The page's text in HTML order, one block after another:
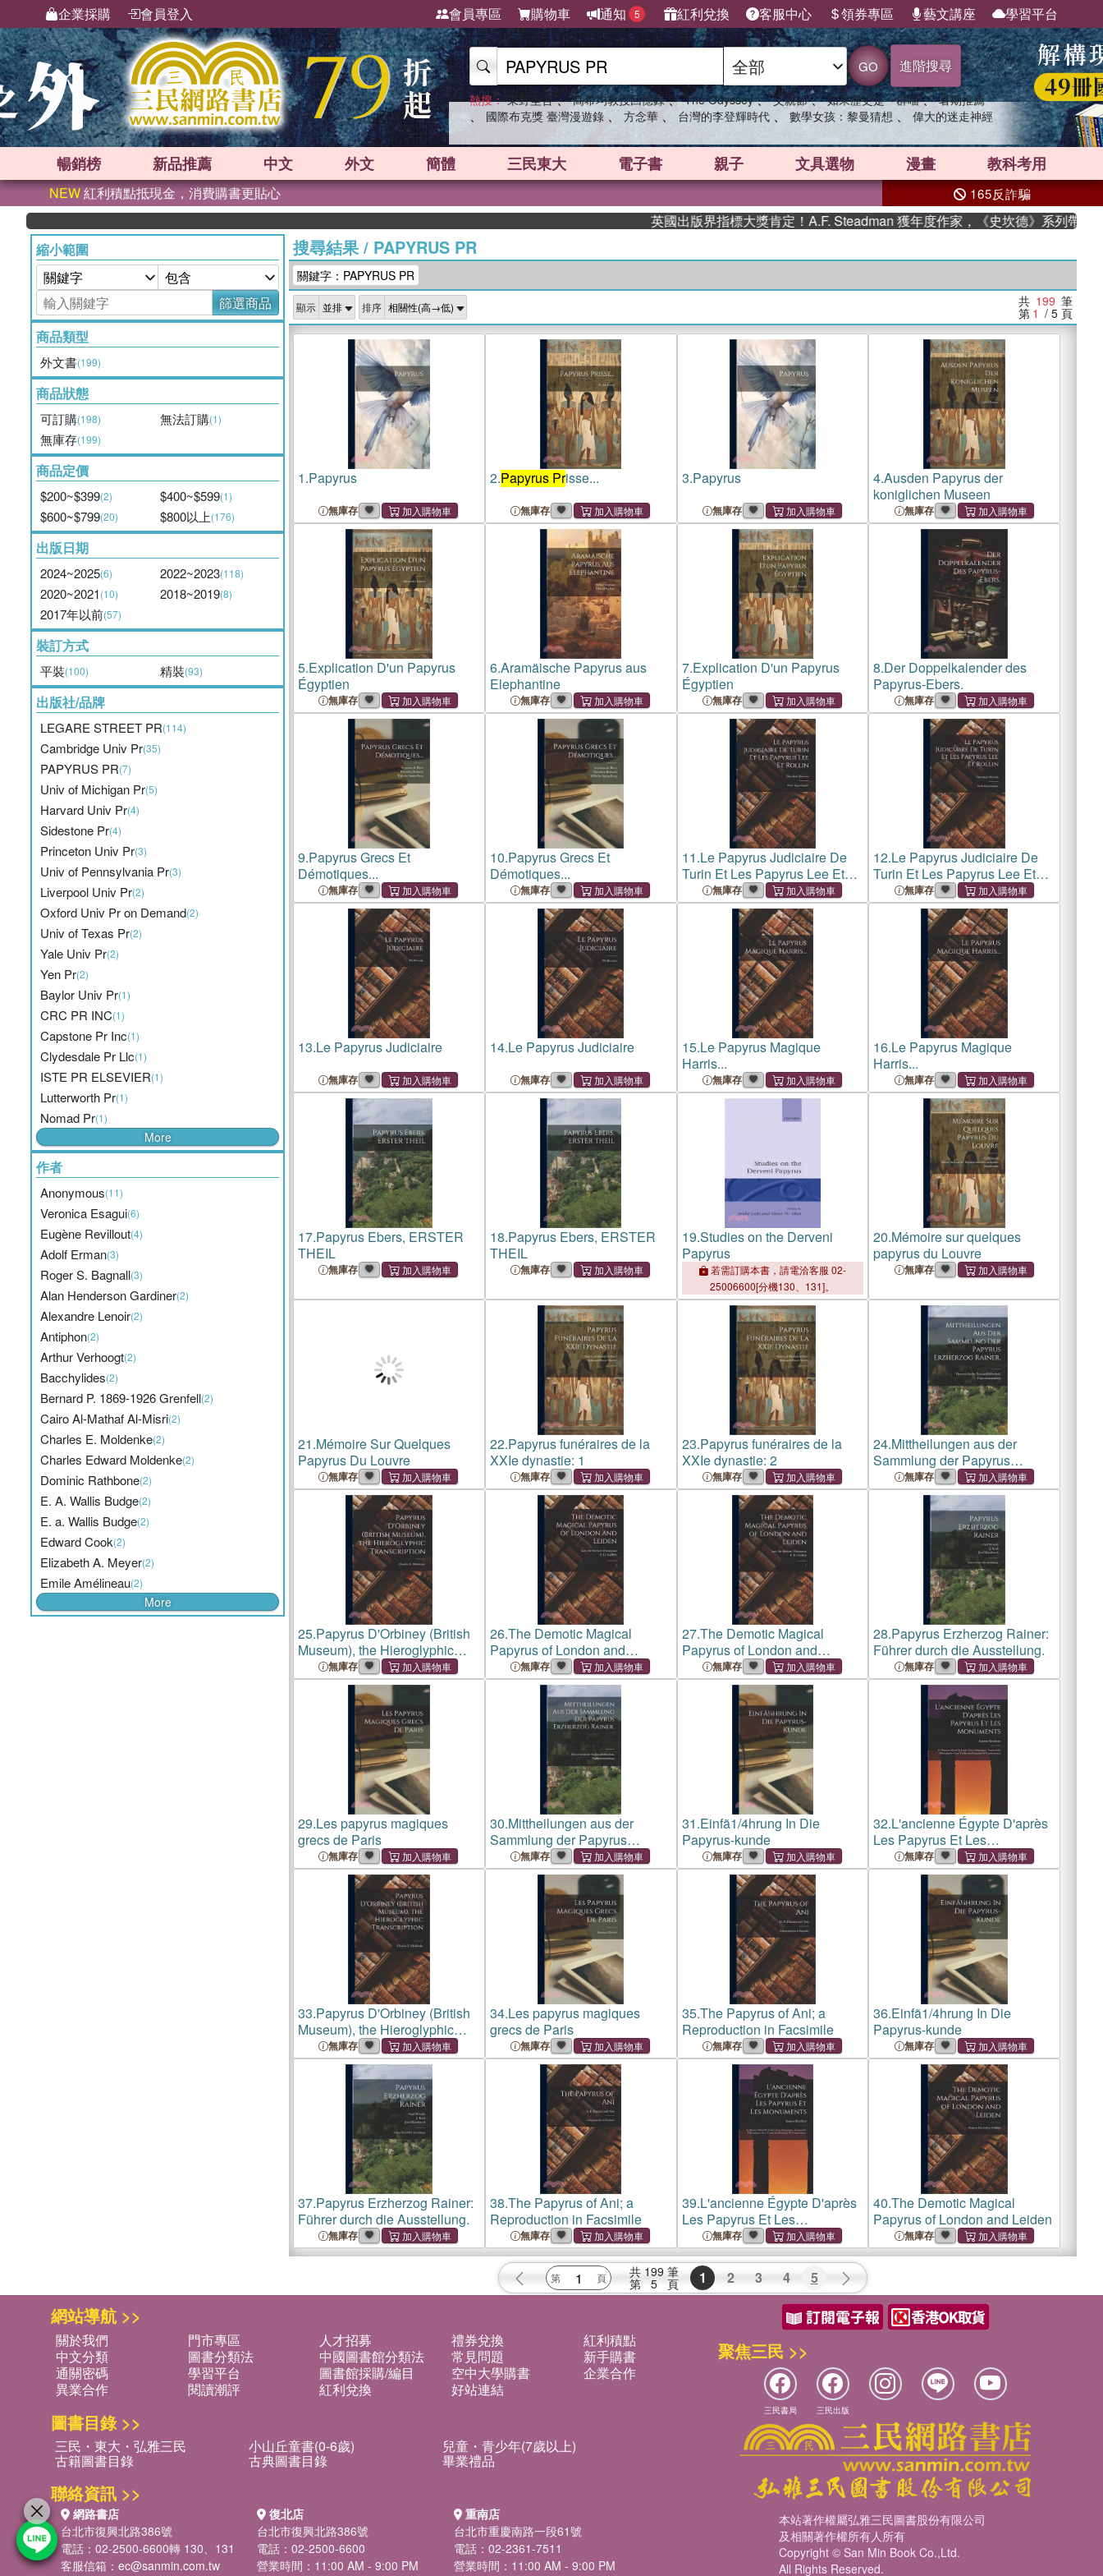
企業採購 會員登入 會員專區 購物車 通知 5 紅利兌換 客服中心 領券專區 藝文講座 學習平台
GO 進階搜尋
熱搜： 東野圭吾 、 高希均教授回憶錄 、 The Odyssey 、 父親節 、 如果歷史是一群喵 、 暑期推薦
、 國際布克獎 臺灣漫遊錄 、 方念華 、 台灣的李登輝時代 、 數學女孩：黎曼猜想 、 偉大的迷走神經
暢銷榜 新品推薦 中文 外文 簡體 三民東大 電子書 親子 文具選物 漫畫 教科考用
NEW紅利積點抵現金，消費購書更貼心 165反詐騙
英國出版界指標大獎肯定！A.F. Steadman 獲年度作家，《史坎德》系列帶你踏上熱血奇
縮小範圍
篩選商品
商品類型
外文書(199)
商品狀態
可訂購(198) 無法訂購(1)
無庫存(199)
商品定價
$200~$399(2) $400~$599(1)
$600~$799(20) $800以上(176)
出版日期
2024~2025(6) 2022~2023(118)
2020~2021(10) 2018~2019(8)
2017年以前(57)
裝訂方式
平裝(100) 精裝(93)
出版社/品牌
LEGARE STREET PR(114)
Cambridge Univ Pr(35)
PAPYRUS PR(7)
Univ of Michigan Pr(5)
Harvard Univ Pr(4)
Sidestone Pr(4)
Princeton Univ Pr(3)
Univ of Pennsylvania Pr(3)
Liverpool Univ Pr(2)
Oxford Univ Pr on Demand(2)
Univ of Texas Pr(2)
Yale Univ Pr(2)
Yen Pr(2)
Baylor Univ Pr(1)
CRC PR INC(1)
Capstone Pr Inc(1)
Clydesdale Pr Llc(1)
ISTE PR ELSEVIER(1)
Lutterworth Pr(1)
Nomad Pr(1)
More
作者
Anonymous(11)
Veronica Esagui(6)
Eugène Revillout(4)
Adolf Erman(3)
Roger S. Bagnall(3)
Alan Henderson Gardiner(2)
Alexandre Lenoir(2)
Antiphon(2)
Arthur Verhoogt(2)
Bacchylides(2)
Bernard P. 1869-1926 Grenfell(2)
Cairo Al-Mathaf Al-Misri(2)
Charles E. Moldenke(2)
Charles Edward Moldenke(2)
Dominic Rathbone(2)
E. A. Wallis Budge(2)
E. a. Wallis Budge(2)
Edward Cook(2)
Elizabeth A. Meyer(2)
Emile Amélineau(2)
More
搜尋結果/ PAPYRUS PR
關鍵字：PAPYRUS PR
顯示 排序 共 199 筆
第 1 / 5 頁
1.Papyrus
無庫存
2.Papyrus Prisse...
無庫存
3.Papyrus
無庫存
4.Ausden Papyrus der
koniglichen Museen
無庫存
5.Explication D'un Papyrus
Égyptien
無庫存
6.Aramäische Papyrus aus
Elephantine
無庫存
7.Explication D'un Papyrus
Égyptien
無庫存
8.Der Doppelkalender des
Papyrus-Ebers.
無庫存
9.Papyrus Grecs Et
Démotiques...
無庫存
10.Papyrus Grecs Et
Démotiques...
無庫存
11.Le Papyrus Judiciaire De
Turin Et Les Papyrus Lee Et
Rollin: Étude Égyptologique
無庫存
12.Le Papyrus Judiciaire De
Turin Et Les Papyrus Lee Et
Rollin: Étude Égyptologique
無庫存
13.Le Papyrus Judiciaire
無庫存
14.Le Papyrus Judiciaire
無庫存
15.Le Papyrus Magique
Harris...
無庫存
16.Le Papyrus Magique
Harris...
無庫存
17.Papyrus Ebers, ERSTER
THEIL
無庫存
18.Papyrus Ebers, ERSTER
THEIL
無庫存
19.Studies on the Derveni
Papyrus
若需訂購本書，請電洽客服 02-
25006600[分機130、131]。
20.Mémoire sur quelques
papyrus du Louvre
無庫存
21.Mémoire Sur Quelques
Papyrus Du Louvre
無庫存
22.Papyrus funéraires de la
XXIe dynastie: 1
無庫存
23.Papyrus funéraires de la
XXIe dynastie: 2
無庫存
24.Mittheilungen aus der
Sammlung der Papyrus
Erzherzog Rainer.
無庫存
25.Papyrus D'Orbiney (British
Museum), the Hieroglyphic
Transcription
無庫存
26.The Demotic Magical
Papyrus of London and
Leiden: 3
無庫存
27.The Demotic Magical
Papyrus of London and
Leiden: 3
無庫存
28.Papyrus Erzherzog Rainer:
Führer durch die Ausstellung.
無庫存
29.Les papyrus magiques
grecs de Paris
無庫存
30.Mittheilungen aus der
Sammlung der Papyrus
Erzherzog Rainer.
無庫存
31.Einfã1/4hrung In Die
Papyrus-kunde
無庫存
32.L'ancienne Égypte D'après
Les Papyrus Et Les
Monuments: Le Papyrus Moral
De Leide; Texte Démotique,
Transcrit En Hiéroglyphes
Avec Traduction Français
無庫存
33.Papyrus D'Orbiney (British
Museum), the Hieroglyphic
Transcription
無庫存
34.Les papyrus magiques
grecs de Paris
無庫存
35.The Papyrus of Ani; a
Reproduction in Facsimile
無庫存
36.Einfã1/4hrung In Die
Papyrus-kunde
無庫存
37.Papyrus Erzherzog Rainer:
Führer durch die Ausstellung.
無庫存
38.The Papyrus of Ani; a
Reproduction in Facsimile
無庫存
39.L'ancienne Égypte D'après
Les Papyrus Et Les
Monuments: Le Papyrus Moral
De Leide; Texte Démotique,
Transcrit En Hiéroglyphes
Avec Traduction Français
無庫存
40.The Demotic Magical
Papyrus of London and Leiden
無庫存
共 199 筆
第 5 頁 1 2 3 4 5
網站導航 >>
關於我們 門市專區 人才招募 禮券兌換
紅利積點
中文分類
圖書分類法 中國圖書館分類法 常見問題
新手購書
通關密碼
學習平台 圖書館採購/編目 空中大學購書
企業合作
異業合作
閱讀潮評 紅利兌換 好站連結
圖書目錄 >>
三民・東大・弘雅三民 小山丘童書(0-6歲) 兒童・青少年(7歲以上)
古籍圖書目錄 古典圖書目錄 畢業禮品
聯絡資訊 >>
網路書店
台北市復興北路386號
電話：02-2500-6600轉 130、131
客服信箱： ec@sanmin.com.tw
復北店
台北市復興北路386號
電話：02-2500-6600
營業時間：11:00 AM - 9:00 PM
重南店
台北市重慶南路一段61號
電話：02-2361-7511
營業時間：11:00 AM - 9:00 PM
聚焦三民 >>
三民書局 三民出版
本站著作權屬弘雅三民圖書股份有限公司
及相關著作權所有人所有
Copyright © San Min Book Co.,Ltd.
All Rights Reserved.